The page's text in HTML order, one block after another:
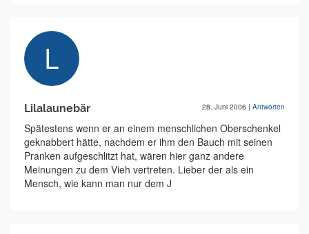
Lilalaunebär 28. Juni 2006 | Antworten
Spätestens wenn er an einem menschlichen Oberschenkel
geknabbert hätte, nachdem er ihm den Bauch mit seinen
Pranken aufgeschlitzt hat, wären hier ganz andere
Meinungen zu dem Vieh vertreten. Lieber der als ein
Mensch, wie kann man nur dem J